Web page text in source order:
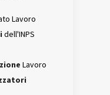
Lavoro
dell'INPS
Lavoro